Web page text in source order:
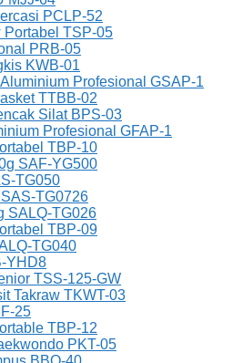
PCLP-52
Portabel TSP-05
PRB-05
KWB-01
Profesional GSAP-1
TTBB-02
Silat BPS-03
Profesional GFAP-1
TBP-10
SAF-YG500
TG050
TG0726
SALQ-TG026
TBP-09
TG040
YHD8
TSS-125-GW
Takraw TKWT-03
25
TBP-12
PKT-05